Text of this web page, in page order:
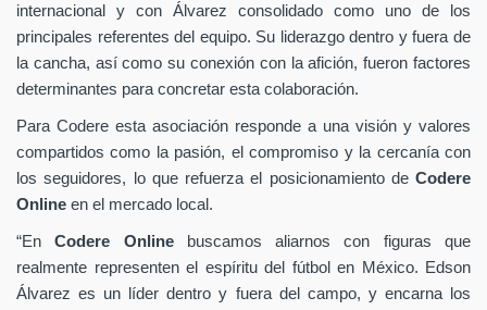
internacional y con Álvarez consolidado como uno de los
principales referentes del equipo. Su liderazgo dentro y fuera de
la cancha, así como su conexión con la afición, fueron factores
determinantes para concretar esta colaboración.
Para Codere esta asociación responde a una visión y valores
compartidos como la pasión, el compromiso y la cercanía con
los seguidores, lo que refuerza el posicionamiento de Codere
Online en el mercado local.
“EnCodere Onlinebuscamos aliarnos con figuras que
realmente representen el espíritu del fútbol en México. Edson
Álvarez es un líder dentro y fuera del campo, y encarna los